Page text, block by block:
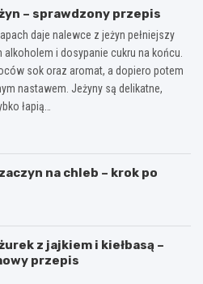
– sprawdzony przepis
daje nalewce z jeżyn pełniejszy
i dosypanie cukru na końcu.
sok oraz aromat, a dopiero potem
nastawem. Jeżyny są delikatne,
łapią…
na chleb – krok po
z jajkiem i kiełbasą –
przepis